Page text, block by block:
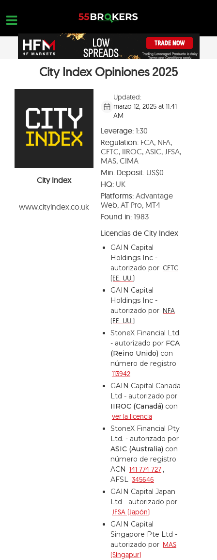
content
MEJORES BROKERS FOREX
FORMACIÓN EN FOREX
FORMACIÓN EN FOREX
CONSULTAS DE OPERACIONES
ABRIR UNA CUENTA GRATUITA
OPEN A FREE ACCOUNT
City Index Opiniones 2025
City Index
www.cityindex.co.uk
Updated:
marzo 12, 2025 at 11:41
AM
Leverage:1:30
Regulation:FCA, NFA,
CFTC, IIROC, ASIC, JFSA,
MAS, CIMA
Min. Deposit:US$0
HQ:UK
Platforms:Advantage
Web, AT Pro, MT4
Found in:1983
Licencias de City Index
GAIN Capital
Holdings Inc -
autorizado por CFTC
(EE. UU.)
GAIN Capital
Holdings Inc -
autorizado por NFA
(EE. UU.)
StoneX Financial Ltd.
- autorizado por FCA
(Reino Unido) con
número de registro
113942
GAIN Capital Canada
Ltd - autorizado por
IIROC (Canadá) con
ver la licencia
StoneX Financial Pty
Ltd. - autorizado por
ASIC (Australia) con
número de registro
ACN 141 774 727 ,
AFSL 345646
GAIN Capital Japan
Ltd - autorizado por
JFSA (Japón)
GAIN Capital
Singapore Pte Ltd -
autorizado por MAS
(Singapur)